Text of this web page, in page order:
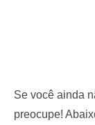
Se você ainda
preocupe!